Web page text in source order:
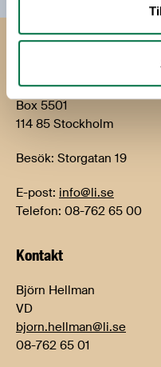
Livsmedelsföretagen
Box 5501
114 85 Stockholm
Besök: Storgatan 19
E-post: info@li.se
Telefon: 08-762 65 00
Kontakt
Björn Hellman
VD
bjorn.hellman@li.se
08-762 65 01